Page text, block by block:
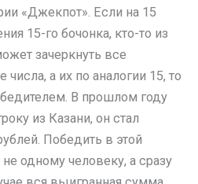
«Джекпот». Если на 15
15-го бочонка, кто-то из
зачеркнуть все
а их по аналогии 15, то
В прошлом году
из Казани, он стал
Победить в этой
одному человеку, а сразу